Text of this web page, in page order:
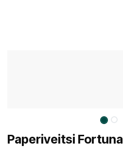
Paperiveitsi Fortuna